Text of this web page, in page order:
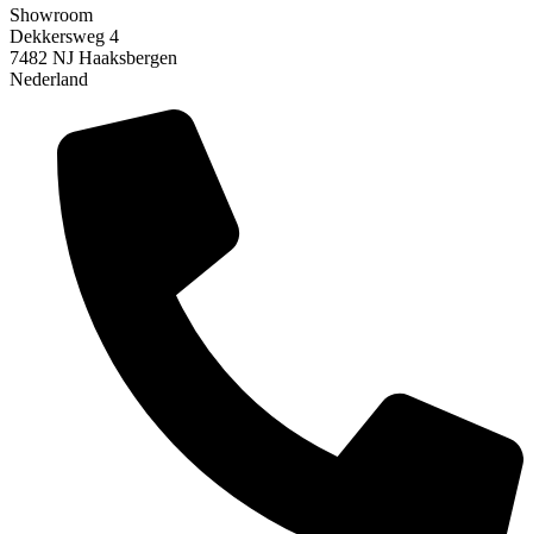
Showroom
Dekkersweg 4
7482 NJ Haaksbergen
Nederland